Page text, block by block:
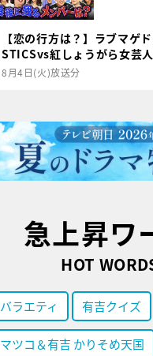
【恋の行方は？】ラブマゲ
STICSvs紅しょうがら女芸
8月4日(火)放送分
急上昇ワ
HOT
バラエティ 有吉クイズ
マツコ＆有吉 かりそめ天国